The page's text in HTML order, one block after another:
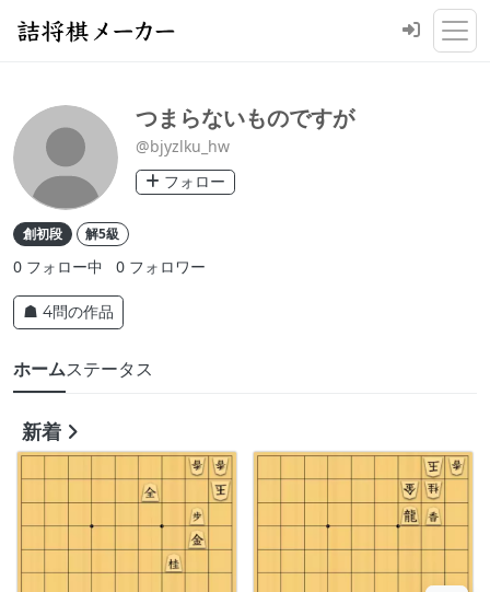
つまらないものですが
@bjyzlku_hw
フォロー
創初段 解5級
0 フォロー中 0 フォロワー
☗ 4問の作品
ホームステータス
新着